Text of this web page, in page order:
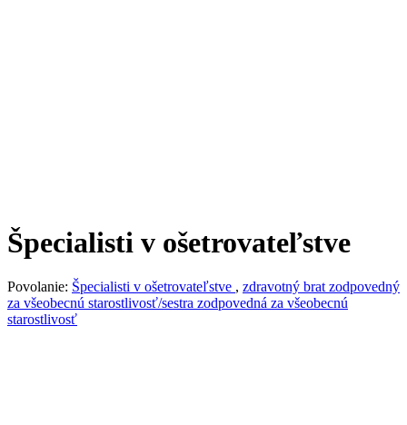
Špecialisti v ošetrovateľstve
Povolanie: Špecialisti v ošetrovateľstve , zdravotný brat zodpovedný
za všeobecnú starostlivosť/sestra zodpovedná za všeobecnú
starostlivosť